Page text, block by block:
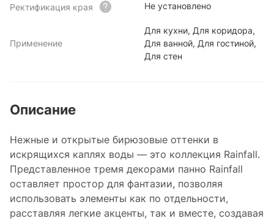
Ректификация края Не установлено
Применение
Для кухни, Для коридора,
Для ванной, Для гостиной,
Для стен
Описание
Нежные и открытые бирюзовые оттенки в
искрящихся каплях воды — это коллекция Rainfall.
Представленное тремя декорами панно Rainfall
оставляет простор для фантазии, позволяя
использовать элементы как по отдельности,
расставляя легкие акценты, так и вместе, создавая